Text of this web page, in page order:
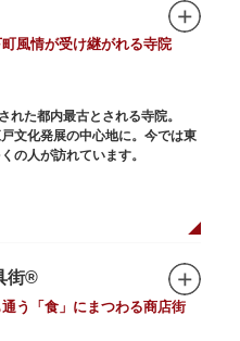
しれません。また、「鵜の池」
渡り鳥が訪れます。大都会の中
トです。
ったりと、思い思いの時間をお
風情が受け継がれる寺院
た都内最古とされる寺院。
文化発展の中心地に。今では東
の人が訪れています。
は、高さ3.9mの大提灯と風神雷
2体の仁王尊像が並ぶ山門「宝
す。本堂前には、邪気を払うご
本堂にはご本尊の聖観世音菩薩
れています。
立つ五重塔、国指定重要文化財
が祀られた影向堂（ようごうど
街®
う「食」にまつわる商店街